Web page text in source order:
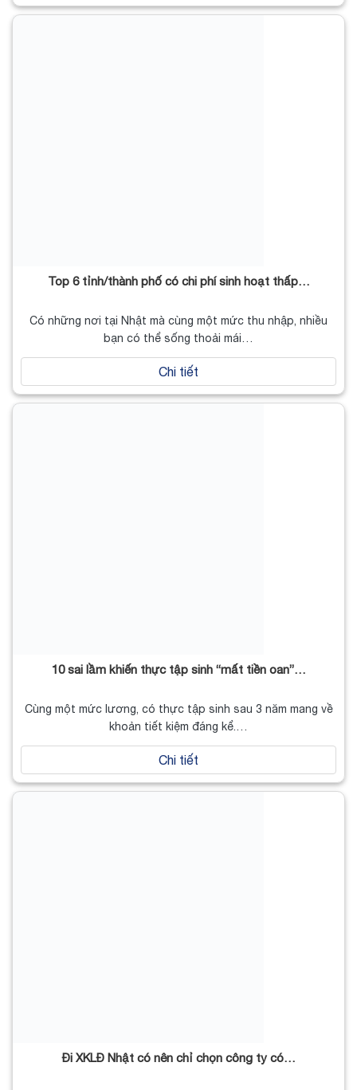
Top 6 tỉnh/thành phố có chi phí sinh hoạt thấp…
Có những nơi tại Nhật mà cùng một mức thu nhập, nhiều
bạn có thể sống thoải mái…
Chi tiết
10 sai lầm khiến thực tập sinh “mất tiền oan”…
Cùng một mức lương, có thực tập sinh sau 3 năm mang về
khoản tiết kiệm đáng kể.…
Chi tiết
Đi XKLĐ Nhật có nên chỉ chọn công ty có…